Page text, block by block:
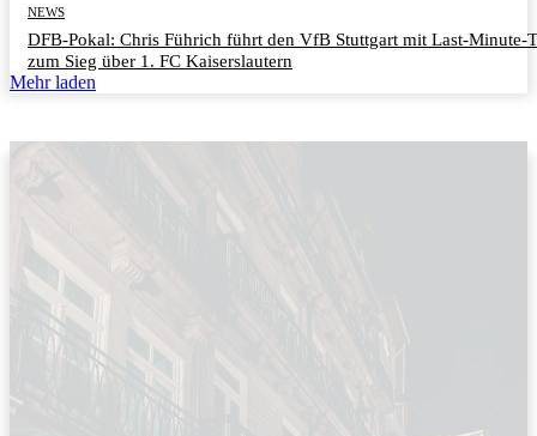
NEWS
DFB-Pokal: Chris Führich führt den VfB Stuttgart mit Last-Minute-
zum Sieg über 1. FC Kaiserslautern
Mehr laden